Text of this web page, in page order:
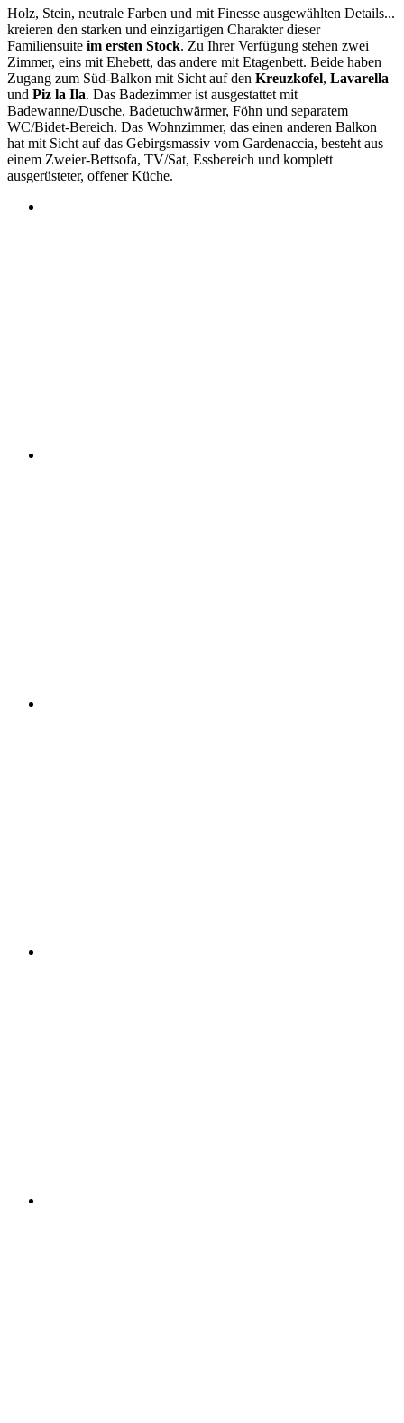
Holz, Stein, neutrale Farben und mit Finesse ausgewählten Details...
kreieren den starken und einzigartigen Charakter dieser
Familiensuite im ersten Stock. Zu Ihrer Verfügung stehen zwei
Zimmer, eins mit Ehebett, das andere mit Etagenbett. Beide haben
Zugang zum Süd-Balkon mit Sicht auf den Kreuzkofel, Lavarella
und Piz la Ila. Das Badezimmer ist ausgestattet mit
Badewanne/Dusche, Badetuchwärmer, Föhn und separatem
WC/Bidet-Bereich. Das Wohnzimmer, das einen anderen Balkon
hat mit Sicht auf das Gebirgsmassiv vom Gardenaccia, besteht aus
einem Zweier-Bettsofa, TV/Sat, Essbereich und komplett
ausgerüsteter, offener Küche.